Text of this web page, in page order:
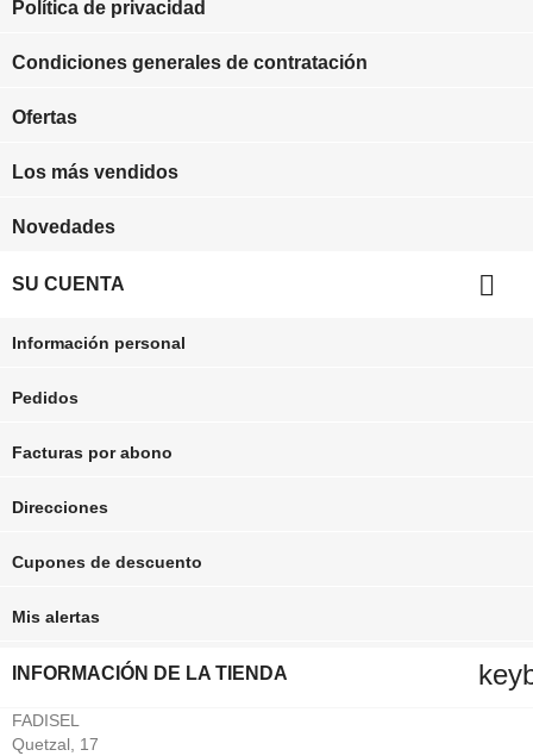
Política de privacidad
Condiciones generales de contratación
Ofertas
Los más vendidos
Novedades
SU CUENTA 
Información personal
Pedidos
Facturas por abono
Direcciones
Cupones de descuento
Mis alertas
INFORMACIÓN DE LA TIENDA
FADISEL
Quetzal, 17